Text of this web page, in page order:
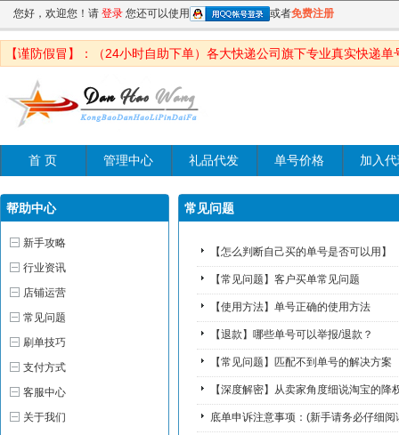
您好，欢迎您！请 登录 您还可以使用 或者免费注册
【谨防假冒】：（24小时自助下单）各大快递公司旗下专业真实快递
首 页 管理中心 礼品代发 单号价格 加入
帮助中心
新手攻略
行业资讯
店铺运营
常见问题
刷单技巧
支付方式
客服中心
关于我们
常见问题
【怎么判断自己买的单号是否可以用】
【常见问题】客户买单常见问题
【使用方法】单号正确的使用方法
【退款】​哪些单号可以举报/退款？
【常见问题】匹配不到单号的解决方案
【深度解密】从卖家角度细说淘宝的降
底单申诉注意事项：(新手请务必仔细